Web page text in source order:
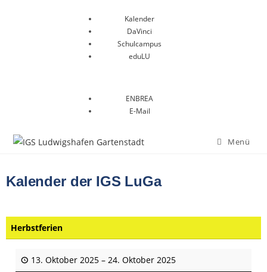
Kalender
DaVinci
Schulcampus
eduLU
ENBREA
E-Mail
Menü
Kalender der IGS LuGa
Herbstferien
13. Oktober 2025 – 24. Oktober 2025